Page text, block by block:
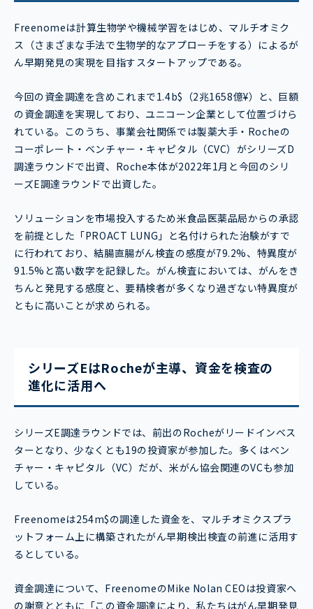
Freenomeは計算生物学や機械学習をはじめ、マルチオミク
ス（さまざまな手法で生物学的なアプローチをする）によるが
ん早期発見の実現を目指すスタートアップである。
今回の資金調達を含めこれまで1.4b$（2兆1658億¥）と、巨額
の資金調達を実現しており、ユニコーン企業として位置づけら
れている。このうち、事業会社関係では製薬大手・Rocheの
コーポレート・ベンチャー・キャピタル（CVC）がシリーズD
調達ラウンドで出資、Roche本体が2022年1月と今回のシリ
ーズE調達ラウンドで出資した。
ソリューションを市場投入するため米食品医薬品局からの承認
を前提とした「PROACT LUNG」と名付けられた治験がすで
に行われており、結腸直腸がん検査の感度が79.2%、特異度が
91.5%と高い数字を記録した。がん検査においては、がんをき
ちんと発見する感度と、要精検者が多くなり過ぎない特異度が
ともに高いことが求められる。
シリーズEはRocheが主導、資金を検査の
進化に活用へ
シリーズE調達ラウンドでは、前出のRocheがリードインベス
ターとなり、少なくとも19の投資家が参加した。多くはベン
チャー・キャピタル（VC）だが、米がん協会関連のVCも参加
している。
Freenomeは254m$の調達した資金を、マルチオミクスプラ
ットフォーム上に構築されたがん早期検出検査の前進に活用す
るとしている。
資金調達について、FreenomeのMike Nolan CEOは投資家へ
の謝意とともに「この資金調達により、私たちはがん早期発見